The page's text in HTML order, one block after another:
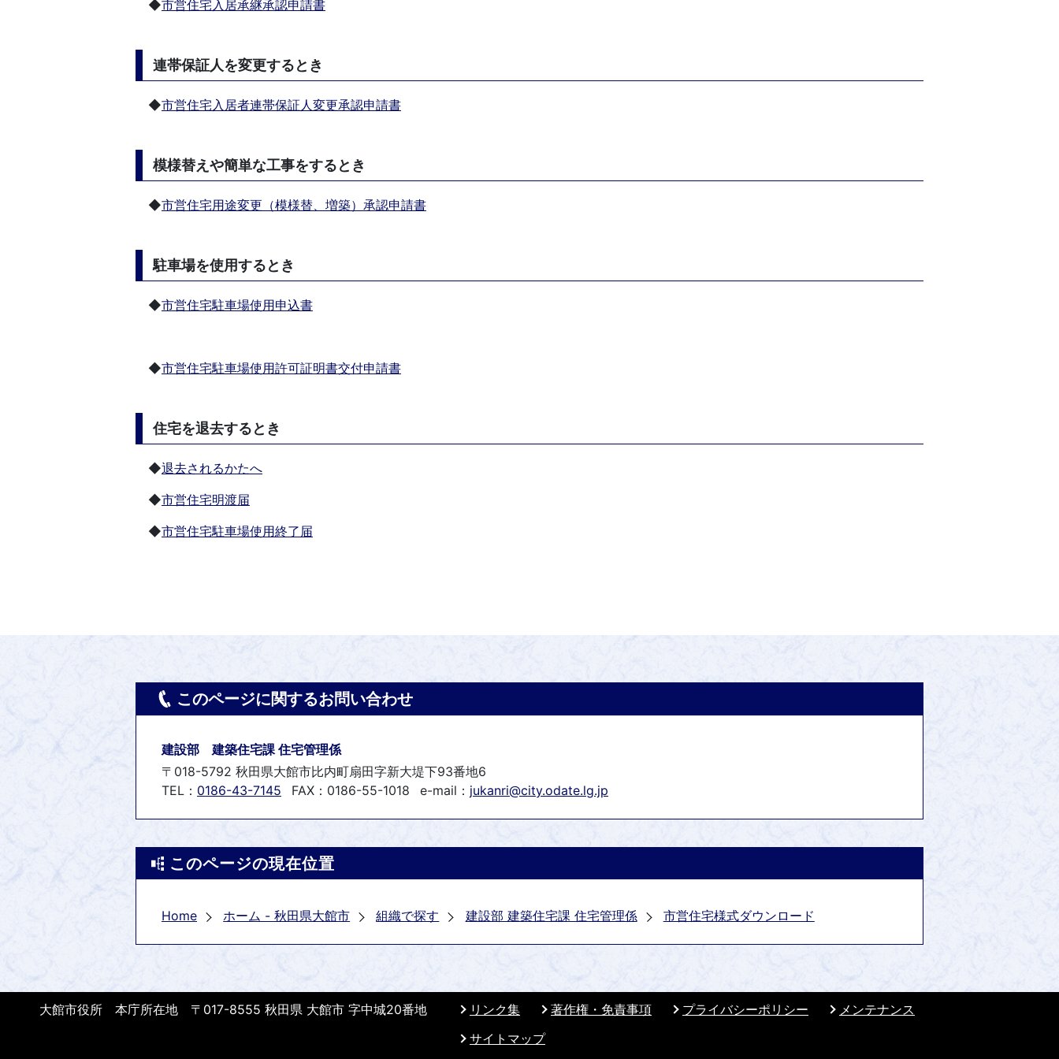
◆市営住宅入居承継承認申請書
連帯保証人を変更するとき
◆市営住宅入居者連帯保証人変更承認申請書
模様替えや簡単な工事をするとき
◆市営住宅用途変更（模様替、増築）承認申請書
駐車場を使用するとき
◆市営住宅駐車場使用申込書
◆市営住宅駐車場使用許可証明書交付申請書
住宅を退去するとき
◆退去されるかたへ
◆市営住宅明渡届
◆市営住宅駐車場使用終了届
このページに関するお問い合わせ
建設部 建築住宅課 住宅管理係
〒018-5792 秋田県大館市比内町扇田字新大堤下93番地6
TEL： 0186-43-7145 FAX：0186-55-1018 e-mail： jukanri@city.odate.lg.jp
このページの現在位置
Home ホーム - 秋田県大館市 組織で探す 建設部 建築住宅課 住宅管理係 市営住宅様式ダウンロード
リンク集 著作権・免責事項 プライバシーポリシー
メンテナンス
サイトマップ
大館市役所 本庁所在地 〒017-8555 秋田県 大館市 字中城20番地